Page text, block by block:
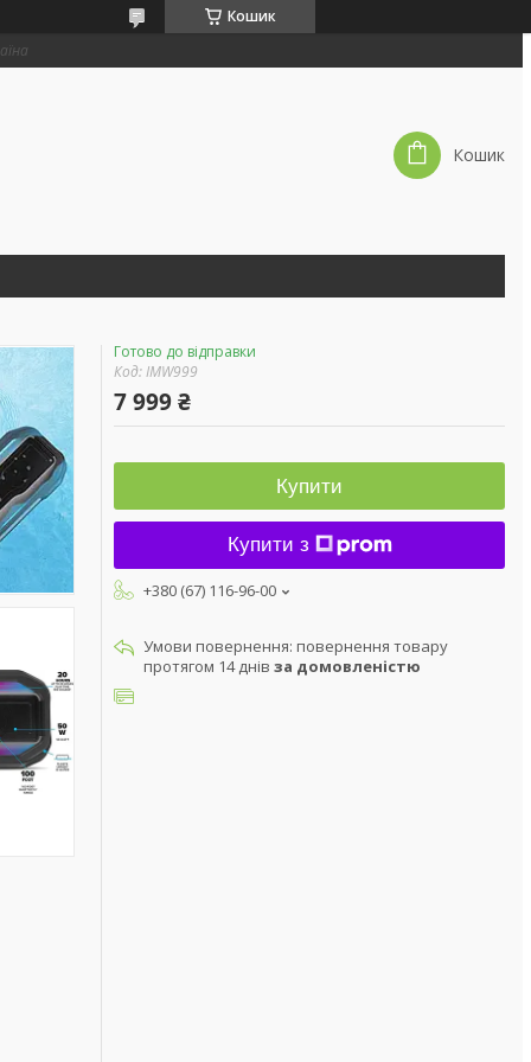
Кошик
Кошик
Готово до відправки
Код:IMW999
7 999 ₴
Купити
Купити з
+380 (67) 116-96-00
повернення товару
протягом 14 днів за домовленістю